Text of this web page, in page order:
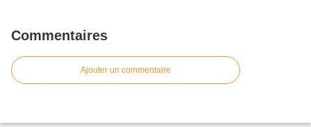
Commentaires
Ajouter un commentaire